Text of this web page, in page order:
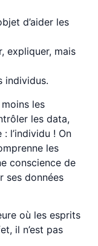
d’aider les
expliquer, mais
individus.
les
les data,
l’individu ! On
les
conscience de
ses données
où les esprits
il n’est pas